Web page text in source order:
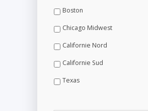
Boston
Chicago Midwest
Californie Nord
Californie Sud
Texas